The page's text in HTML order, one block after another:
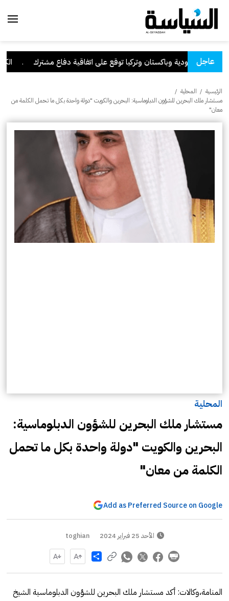
عاجل
السعودية وباكستان وتركيا توقع على اتفاقية دفاع مشترك .
الرئيسية / المحلية /
مستشار ملك البحرين للشؤون الدبلوماسية: البحرين والكويت "دولة واحدة بكل ما تحمل الكلمة من
معان"
المحلية
مستشار ملك البحرين للشؤون الدبلوماسية:
البحرين والكويت "دولة واحدة بكل ما تحمل
الكلمة من معان"
Add as Preferred Source on Google
الأحد 25 فبراير 2024 toghian
Share
المنامة،وكالات: أكد مستشار ملك البحرين للشؤون الدبلوماسية الشيخ